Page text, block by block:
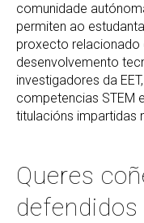
comunidade
permiten ao
proxecto relacionado
desenvolvemento
investigadores da
competencias STEM
titulacións impartidas
Queres